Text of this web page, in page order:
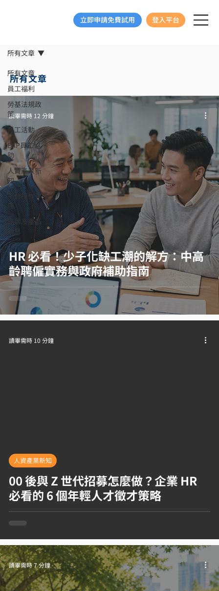
立即申請免費試用 登入平台
所有文章
員工福利
勞基法規政
策
員工活動
EAP員工協
助
人資產業新
知
平台操作手
冊
品牌及產品
消息
所有文章
所有文章
HR 必看！少子化缺工潮的解方：中高
齡聘僱實務與政府補助指南
讀畢需時 12 分鐘
00 後與 Z 世代招募怎麼做？企業 HR
必看的 6 個年輕人才徵才策略
人資產業新知
讀畢需時 10 分鐘
讀畢需時 7 分鐘